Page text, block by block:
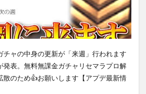
チャの中身の更新が「来週」行われます
表。無料無課金ガチャリセマラプロ解
散のため👍お願いします【アプデ最新情